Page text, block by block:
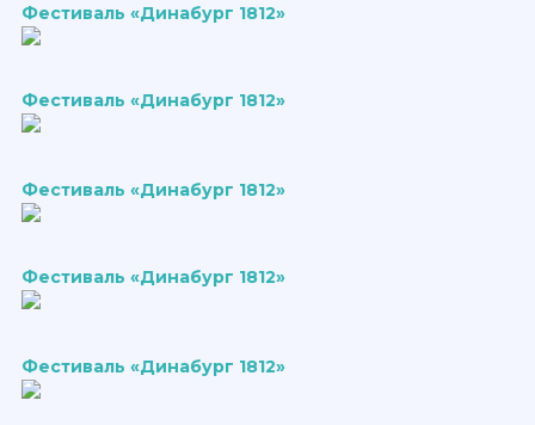
Фестиваль «Динабург 1812»
Фестиваль «Динабург 1812»
Фестиваль «Динабург 1812»
Фестиваль «Динабург 1812»
Фестиваль «Динабург 1812»